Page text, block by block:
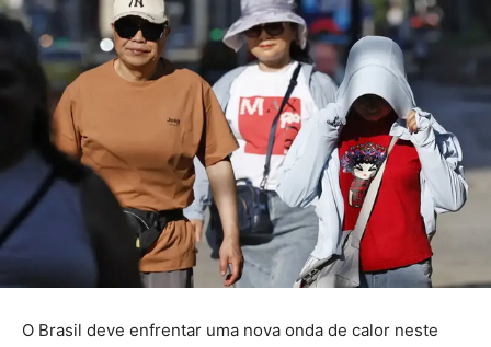
O Brasil deve enfrentar uma nova onda de calor neste